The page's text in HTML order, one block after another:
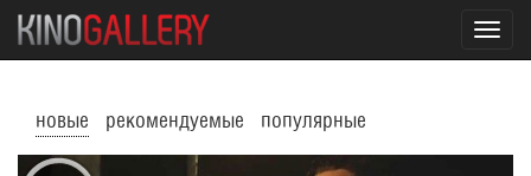
новые рекомендуемые популярные